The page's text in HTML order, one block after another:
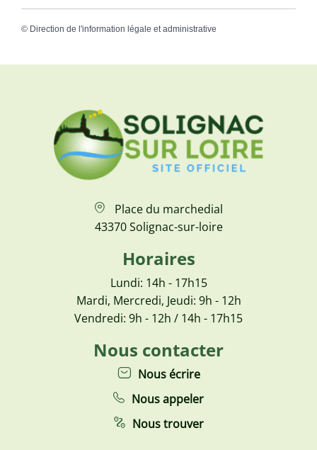
© Direction de l'information légale et administrative
Place du marchedial
43370 Solignac-sur-loire
Horaires
Lundi: 14h - 17h15
Mardi, Mercredi, Jeudi: 9h - 12h
Vendredi: 9h - 12h / 14h - 17h15
Nous contacter
Nous écrire
Nous appeler
Nous trouver